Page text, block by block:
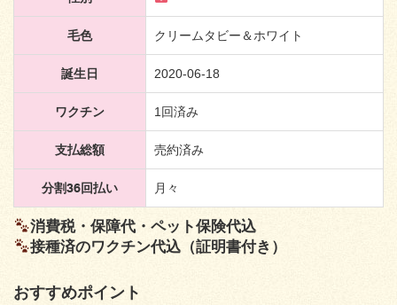
毛色 クリームタビー＆ホワイト
誕生日 2020-06-18
ワクチン 1回済み
支払総額 売約済み
分割36回払い 月々
消費税・保障代・ペット保険代込
接種済のワクチン代込（証明書付き）
おすすめポイント